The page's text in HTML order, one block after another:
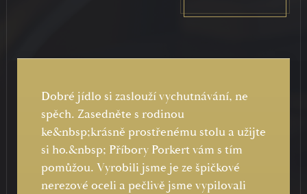
Dobré jídlo si zaslouží vychutnávání, ne
spěch. Zasedněte s rodinou
ke&nbsp;krásně prostřenému stolu a užijte
si ho.&nbsp; Příbory Porkert vám s tím
pomůžou. Vyrobili jsme je ze špičkové
nerezové oceli a pečlivě jsme vypilovali